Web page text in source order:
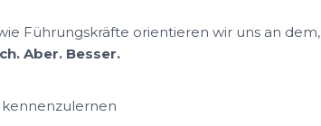
Führungskräfte orientieren wir uns an dem,
Aber. Besser.
kennenzulernen